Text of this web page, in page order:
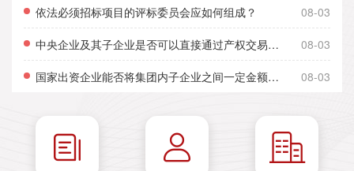
依法必须招标项目的评标委员会应如何组成？ 08-03
中央企业及其子企业是否可以直接通过产权交易机构进行交易项目挂牌？是否必须聘请交易机构的会员单位或经纪机构？ 08-03
国家出资企业能否将集团内子企业之间一定金额以内的非公开协议转让或非公开协议增资的审批权限授权子企业？ 08-03
  